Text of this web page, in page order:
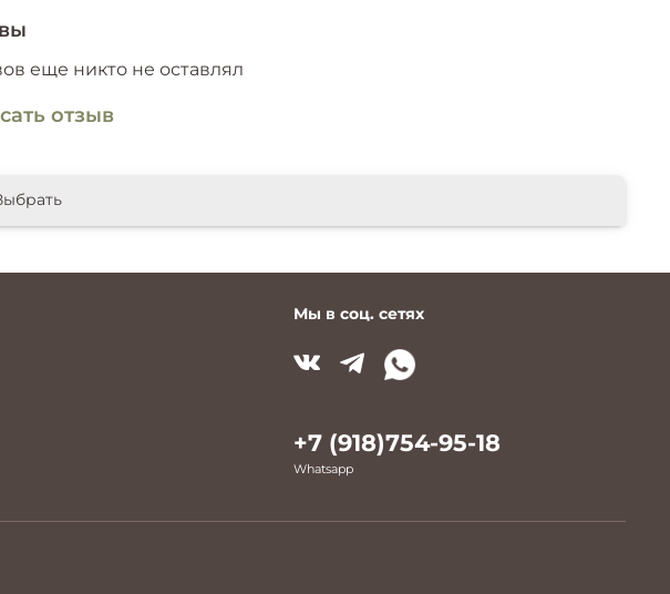
еще никто не оставлял
отзыв
Мы в соц. сетях
+7 (918)754-95-18
Whatsapp